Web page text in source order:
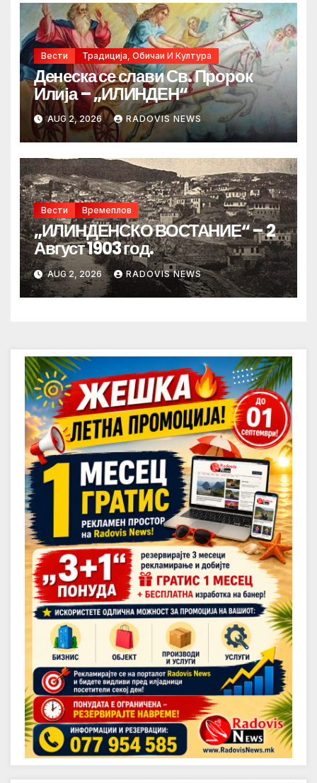
Вести Традиција, Обичаи И Култура
Денеска се слави Св. Пророк
Илија – „ИЛИНДЕН“
AUG 2, 2026 RADOVIS NEWS
Вести Времеплов
„ИЛИНДЕНСКО ВОСТАНИЕ“ – 2
Август 1903 год.
AUG 2, 2026 RADOVIS NEWS